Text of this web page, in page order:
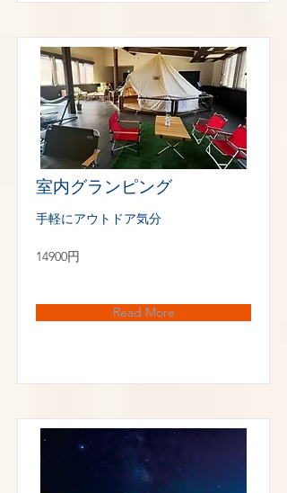
室内グランピング
手軽にアウトドア気分
14900円
Read More